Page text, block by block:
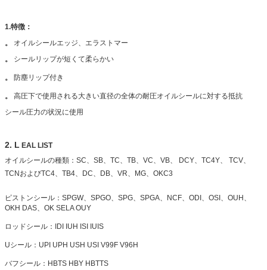
1.特徴：
。
オイルシールエッジ、エラストマー
。
シールリップが短くて柔らかい
。 防塵リップ付き
。
高圧下で使用される大きい直径の全体の耐圧オイルシールに対する抵抗
シール圧力の状況に使用
2. L EAL LIST
オイルシールの種類：SC、SB、TC、TB、VC、VB、
DCY、TC4Y、
TCV、
TCNおよびTC4、TB4、DC、DB、VR、MG、OKC3
ピストンシール：SPGW、SPGO、SPG、SPGA、NCF、ODI、OSI、OUH、
OKH DAS、OK SELA OUY
ロッドシール：IDI IUH ISI IUIS
Uシール：UPI UPH USH USI V99F V96H
バフシール：HBTS HBY HBTTS